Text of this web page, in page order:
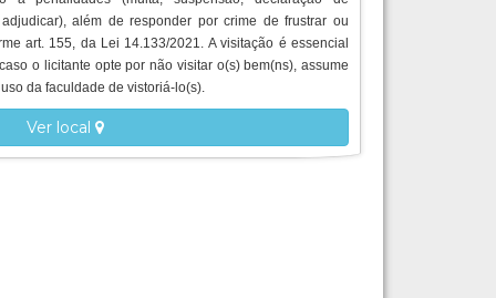
além de responder por crime de frustrar ou
art. 155, da Lei 14.133/2021. A visitação é essencial
o licitante opte por não visitar o(s) bem(ns), assume
da faculdade de vistoriá-lo(s).
Ver local